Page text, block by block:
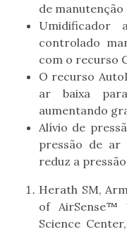
de manutenção
Umidificador
controlado
com o recurso
O recurso
ar baixa
aumentando
Alívio de
pressão de
reduz a
Herath SM,
of AirSense™
Science